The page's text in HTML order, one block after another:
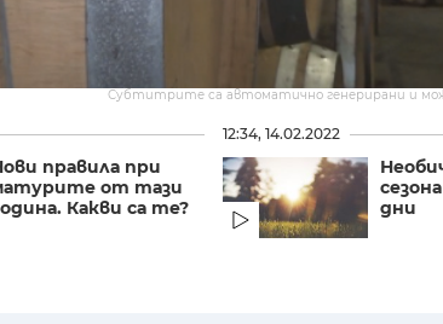
Субтитрите са автоматично генерирани и
правила при
от тази
Какви са те?
12:34, 14.02.2022
дни